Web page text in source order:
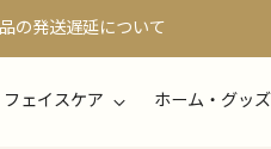
の発送遅延について
フェイスケア ホーム・グッズ